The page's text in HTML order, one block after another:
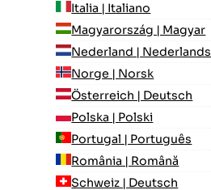
Italia | Italiano
Magyarország | Magyar
Nederland | Nederlands
Norge | Norsk
Österreich | Deutsch
Polska | Polski
Portugal | Português
România | Română
Schweiz | Deutsch